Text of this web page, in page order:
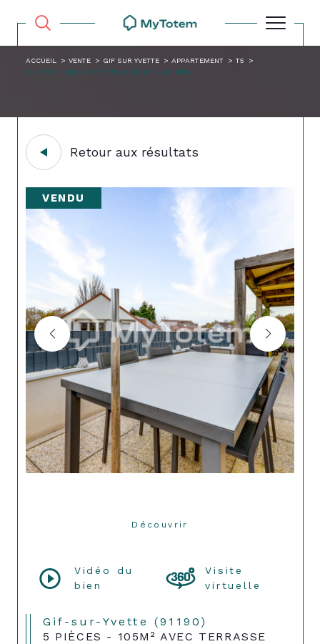
ACCUEIL VENTE GIF SUR YVETTE APPARTEMENT
T5
5 PIECES 105M AVEC TERRASSE DE PLAIN PIED
Retour aux résultats
VENDU
Découvrir
Vidéo du
bien
Visite
virtuelle
Gif-sur-Yvette (91190)
5 PIÈCES - 105M² AVEC TERRASSE